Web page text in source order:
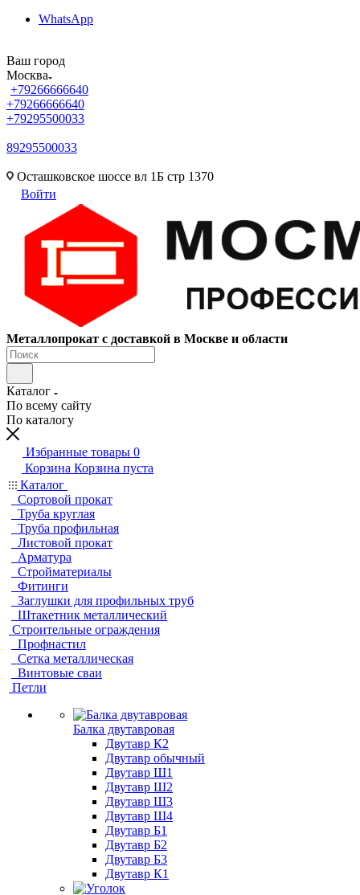
WhatsApp
Ваш город
Москва
+79266666640
+79266666640
+79295500033
89295500033
Осташковское шоссе вл 1Б стр 1370
Войти
Металлопрокат с доставкой в Москве и области
Каталог
По всему сайту
По каталогу
Избранные товары 0
Корзина Корзина пуста
Каталог
Сортовой прокат
Труба круглая
Труба профильная
Листовой прокат
Арматура
Стройматериалы
Фитинги
Заглушки для профильных труб
Штакетник металлический
Строительные ограждения
Профнастил
Сетка металлическая
Винтовые сваи
Петли
Балка двутавровая
Двутавр К2
Двутавр обычный
Двутавр Ш1
Двутавр Ш2
Двутавр Ш3
Двутавр Ш4
Двутавр Б1
Двутавр Б2
Двутавр Б3
Двутавр К1